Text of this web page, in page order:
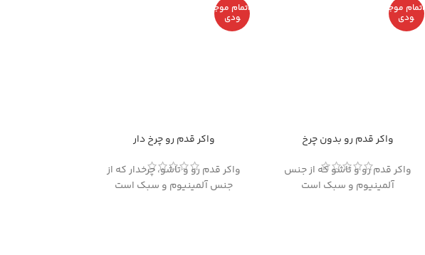
اتمام موج
ودی
واکر قدم رو بدون چرخ
واکر قدم رو و تاشو که از جنس
آلمینیوم و سبک است
اتمام موج
ودی
واکر قدم رو چرخ دار
واکر قدم رو و تاشو، چرخدار که از
جنس آلمینیوم و سبک است